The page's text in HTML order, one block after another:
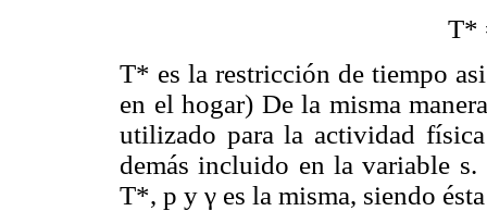
T*
T* es la restricción de tiempo
en el hogar) De la misma
utilizado para la actividad
demás incluido en la variable
T*, p y γ es la misma, siendo